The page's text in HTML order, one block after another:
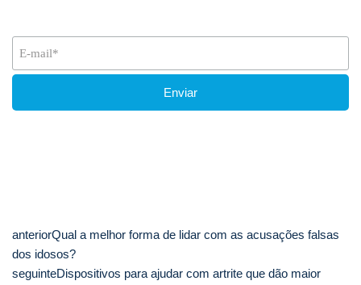
anteriorQual a melhor forma de lidar com as acusações falsas
dos idosos?
seguinteDispositivos para ajudar com artrite que dão maior